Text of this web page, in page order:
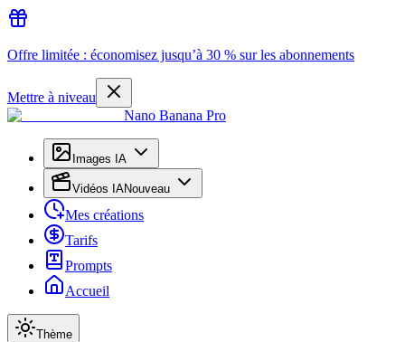
Offre limitée : économisez jusqu’à 30 % sur les abonnements
Mettre à niveau
Nano Banana Pro
Images IA
Vidéos IANouveau
Mes créations
Tarifs
Prompts
Accueil
Thème